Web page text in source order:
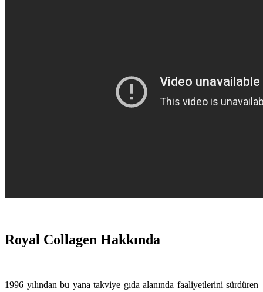
Royal Collagen Hakkında
1996 yılından bu yana takviye gıda alanında faaliyetlerini sürdüren